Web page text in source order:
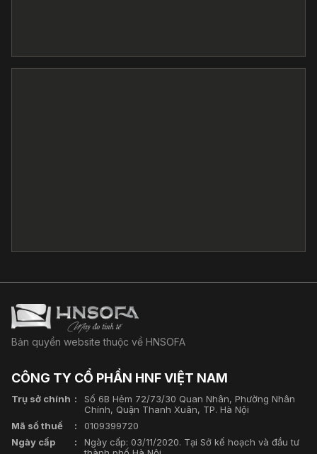
Bản quyền website thuộc về HNSOFA
CÔNG TY CỔ PHẦN HNF VIỆT NAM
Trụ sở chính
Số 6B Hẻm 72/73/30 Quan Nhân, Phường Nhân
Chính, Quận Thanh Xuân, TP. Hà Nội
Mã số thuế
0109399720
Ngày cấp
Ngày cấp: 03/11/2020. Tại Sở kế hoạch và đầu tư